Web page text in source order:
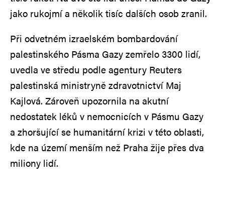
jako rukojmí a několik tisíc dalších osob zranil.
Při odvetném izraelském bombardování
palestinského Pásma Gazy zemřelo 3300 lidí,
uvedla ve středu podle agentury Reuters
palestinská ministryně zdravotnictví Maj
Kajlová. Zároveň upozornila na akutní
nedostatek léků v nemocnicích v Pásmu Gazy
a zhoršující se humanitární krizi v této oblasti,
kde na území menším než Praha žije přes dva
miliony lidí.